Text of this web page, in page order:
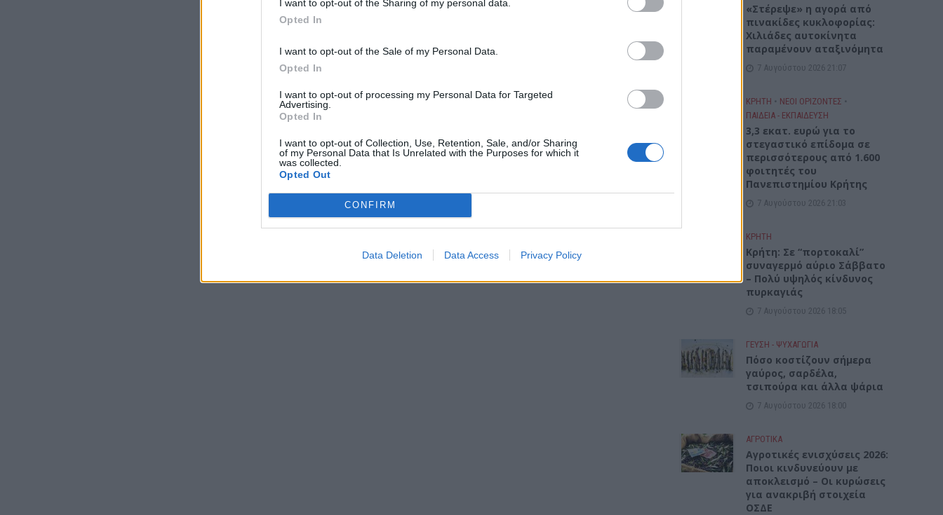
I want to opt-out of the Sharing of my personal data.
Opted In
I want to opt-out of the Sale of my Personal Data.
Opted In
I want to opt-out of processing my Personal Data for Targeted
Advertising.
Opted In
I want to opt-out of Collection, Use, Retention, Sale, and/or Sharing
of my Personal Data that Is Unrelated with the Purposes for which it
was collected.
Opted Out
CONFIRM
Data Deletion Data Access Privacy Policy
«Στέρεψε» η αγορά από
πινακίδες κυκλοφορίας:
Χιλιάδες αυτοκίνητα
παραμένουν αταξινόμητα
7 Αυγούστου 2026 21:07
ΚΡΗΤΗ • ΝΕΟΙ ΟΡΙΖΟΝΤΕΣ •
ΠΑΙΔΕΙΑ - ΕΚΠΑΙΔΕΥΣΗ
3,3 εκατ. ευρώ για το
στεγαστικό επίδομα σε
περισσότερους από 1.600
φοιτητές του
Πανεπιστημίου Κρήτης
7 Αυγούστου 2026 21:03
ΚΡΗΤΗ
Κρήτη: Σε “πορτοκαλί”
συναγερμό αύριο Σάββατο
– Πολύ υψηλός κίνδυνος
πυρκαγιάς
7 Αυγούστου 2026 18:05
ΓΕΎΣΗ - ΨΥΧΑΓΩΓΊΑ
Πόσο κοστίζουν σήμερα
γαύρος, σαρδέλα,
τσιπούρα και άλλα ψάρια
7 Αυγούστου 2026 18:00
ΑΓΡΟΤΙΚΑ
Αγροτικές ενισχύσεις 2026:
Ποιοι κινδυνεύουν με
αποκλεισμό – Οι κυρώσεις
για ανακριβή στοιχεία
ΟΣΔΕ